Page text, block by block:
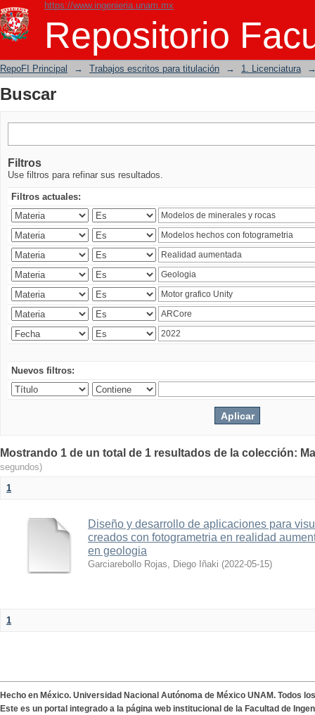
https://www.ingenieria.unam.mx
Repositorio
Buscar
RepoFI Principal → Trabajos escritos para titulación → 1. Licenciatura
Buscar
Filtros
Use filtros para refinar sus resultados.
Filtros actuales:
Nuevos filtros:
Mostrando 1 de un total de 1 resultados de la colección:
segundos)
1
Diseño y desarrollo de aplicaciones para
creados con fotogrametria en realidad
en geologia
Garciarebollo Rojas, Diego Iñaki (2022-05-15)
1
Hecho en México. Universidad Nacional Autónoma de México UNAM. Todos
Este es un portal integrado a la página web institucional de la Facultad de